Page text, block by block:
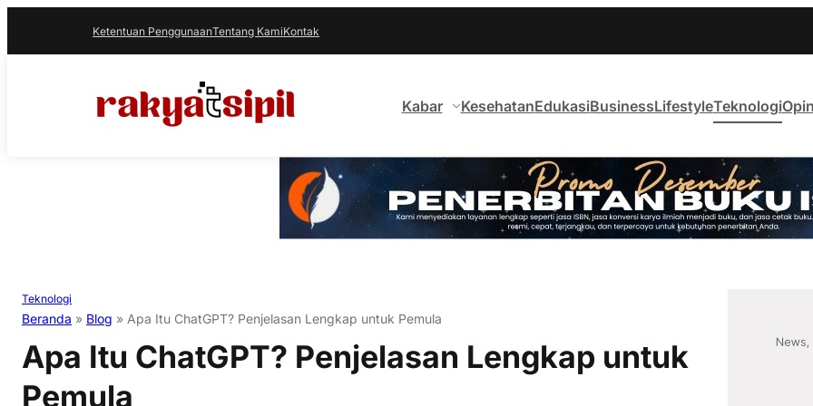
Ketentuan PenggunaanTentang KamiKontak
Kabar KesehatanEdukasiBusinessLifestyleTeknologi
Teknologi
Beranda » Blog » Apa Itu ChatGPT? Penjelasan Lengkap untuk Pemula
Apa Itu ChatGPT? Penjelasan Lengkap untuk
Pemula